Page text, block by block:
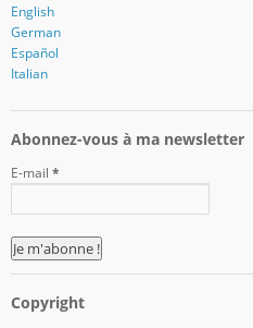
English
German
Español
Italian
Abonnez-vous à ma newsletter
E-mail *
Copyright